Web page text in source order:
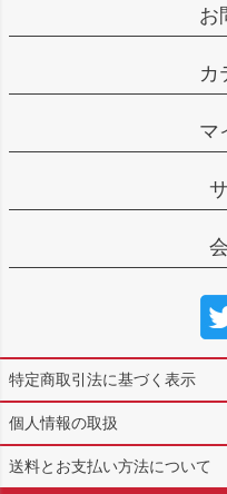
お
カ
マ
特定商取引法に基づく表示
個人情報の取扱
送料とお支払い方法について